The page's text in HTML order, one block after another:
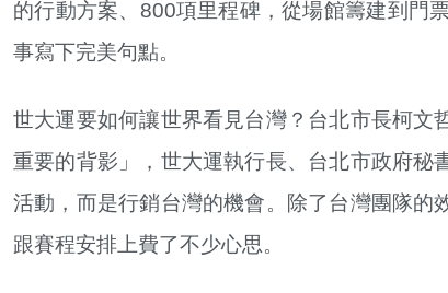
的行動方案、800項里程碑，從場館籌建到門
事寫下完美句點。
世大運要如何讓世界看見台灣？台北市長柯文
重要的背影」，世大運執行長、台北市政府秘
活動，而是行銷台灣的機會。除了台灣團隊的
跟賽程安排上費了不少心思。